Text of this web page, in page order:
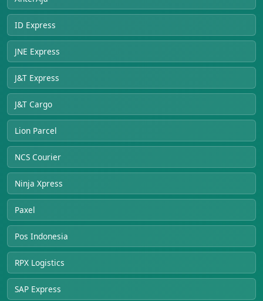
ID Express
JNE Express
J&T Express
J&T Cargo
Lion Parcel
NCS Courier
Ninja Xpress
Paxel
Pos Indonesia
RPX Logistics
SAP Express